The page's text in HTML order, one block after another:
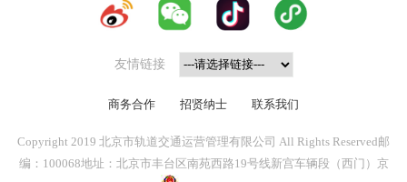
Copyright 2019 北京市轨道交通运营管理有限公司 All Rights Reserved邮
编：100068地址：北京市丰台区南苑西路19号线新宫车辆段（西门） 京
友情链接
商务合作 招贤纳士 联系我们